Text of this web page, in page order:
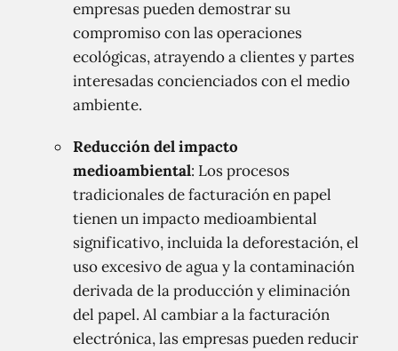
empresas pueden demostrar su
compromiso con las operaciones
ecológicas, atrayendo a clientes y partes
interesadas concienciados con el medio
ambiente.
Reducción del impacto
medioambiental: Los procesos
tradicionales de facturación en papel
tienen un impacto medioambiental
significativo, incluida la deforestación, el
uso excesivo de agua y la contaminación
derivada de la producción y eliminación
del papel. Al cambiar a la facturación
electrónica, las empresas pueden reducir